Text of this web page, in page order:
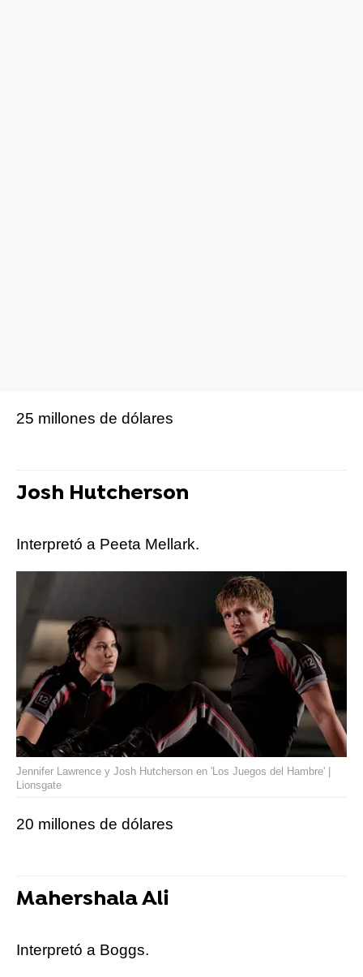
25 millones de dólares
Josh Hutcherson
Interpretó a Peeta Mellark.
Jennifer Lawrence y Josh Hutcherson en 'Los Juegos del Hambre' |
Lionsgate
20 millones de dólares
Mahershala Ali
Interpretó a Boggs.